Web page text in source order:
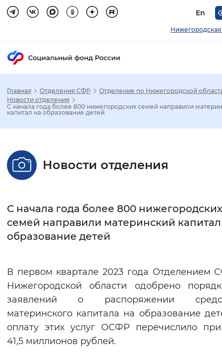
En
Нижегородская
Стандартный Увеличенный
Без засечек С засечками
Интервал между буквами
Цвет сайта
Монохромный Инверсивный
Синий фон
Главная Отделения СФР
Отделение по Нижегородской
Новости отделения
С начала года более 800 нижегородских семей направили
капитал на образование детей
Новости отделения
С начала года более 800 нижегородских
семей направили материнский
образование детей
В первом квартале 2023 года Отделением
Нижегородской области одобрено
заявлений о распоряжении
материнского капитала на образование
оплату этих услуг ОСФР перечислило
41,5 миллионов рублей.